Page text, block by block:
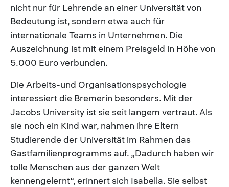
nicht nur für Lehrende an einer Universität von
Bedeutung ist, sondern etwa auch für
internationale Teams in Unternehmen. Die
Auszeichnung ist mit einem Preisgeld in Höhe von
5.000 Euro verbunden.
Die Arbeits-und Organisationspsychologie
interessiert die Bremerin besonders. Mit der
Jacobs University ist sie seit langem vertraut. Als
sie noch ein Kind war, nahmen ihre Eltern
Studierende der Universität im Rahmen das
Gastfamilienprogramms auf. „Dadurch haben wir
tolle Menschen aus der ganzen Welt
kennengelernt“, erinnert sich Isabella. Sie selbst